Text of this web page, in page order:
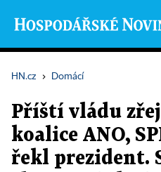
HN.cz › Domácí
Příští vládu
koalice ANO,
řekl prezident.